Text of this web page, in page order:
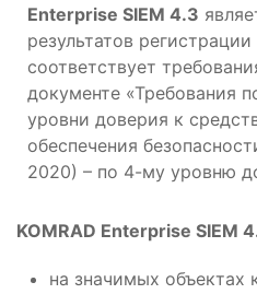
Enterprise SIEM 4.3
результатов
соответствует
документе «Требования
уровни доверия к
обеспечения
2020) – по 4-му уровню
KOMRAD Enterprise SIEM
на значимых объектах